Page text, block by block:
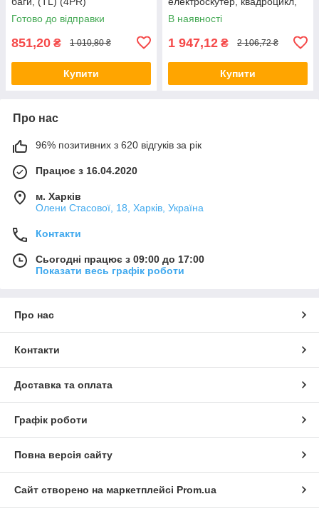
Готово до відправки
851,20 ₴ 1 010,80 ₴
Купити
багі
В наявності
1 947,12 ₴ 2 106,72 ₴
Купити
Про нас
96% позитивних з 620 відгуків за рік
Працює з 16.04.2020
м. Харків
Олени Стасової, 18, Харків, Україна
Контакти
Сьогодні працює з 09:00 до 17:00
Показати весь графік роботи
Про нас
Контакти
Доставка та оплата
Графік роботи
Повна версія сайту
Сайт створено на маркетплейсі Prom.ua